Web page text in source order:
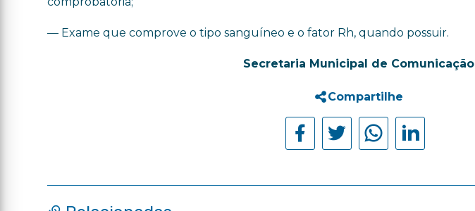
— Exame que comprove o tipo sanguíneo e o fator Rh, quando possuir.
Secretaria Municipal de Comunicação
Compartilhe